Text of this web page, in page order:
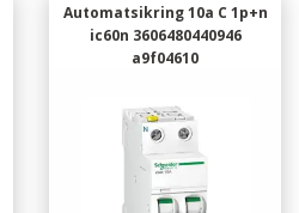
Automatsikring 10a C 1p+n
ic60n 3606480440946
a9f04610